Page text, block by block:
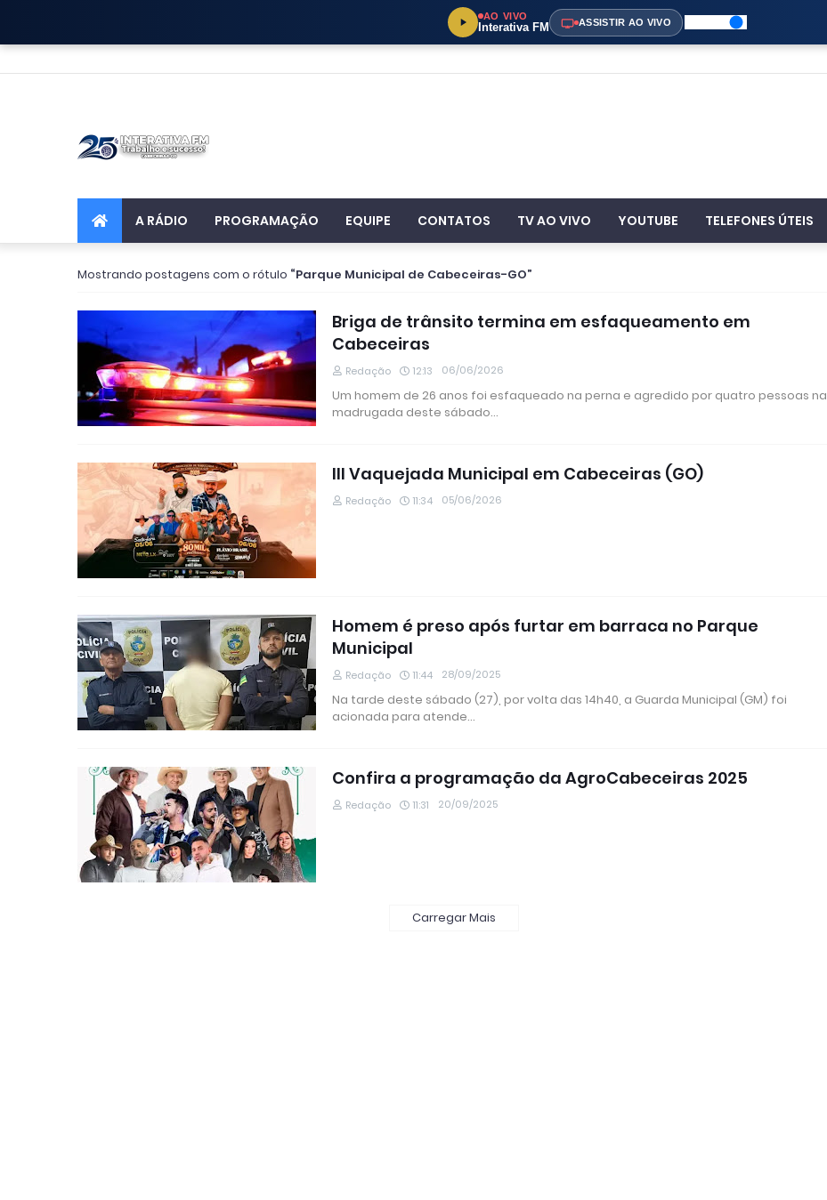
AO VIVO
Interativa FM ASSISTIR AO VIVO
A RÁDIO PROGRAMAÇÃO EQUIPE CONTATOS TV AO VIVO YOUTUBE TELEFONES ÚTEIS
Mostrando postagens com o rótulo Parque Municipal de Cabeceiras-GO
Briga de trânsito termina em esfaqueamento em
Cabeceiras
Redação 12:13 06/06/2026
Um homem de 26 anos foi esfaqueado na perna e agredido por quatro pessoas na
madrugada deste sábado…
III Vaquejada Municipal em Cabeceiras (GO)
Redação 11:34 05/06/2026
Homem é preso após furtar em barraca no Parque
Municipal
Redação 11:44 28/09/2025
Na tarde deste sábado (27), por volta das 14h40, a Guarda Municipal (GM) foi
acionada para atende…
Confira a programação da AgroCabeceiras 2025
Redação 11:31 20/09/2025
Carregar Mais